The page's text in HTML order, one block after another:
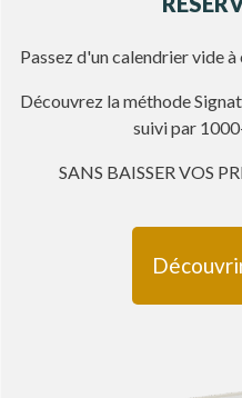
Passez d'un calendrier vide
Découvrez la méthode
suivi par
SANS BAISSER VOS